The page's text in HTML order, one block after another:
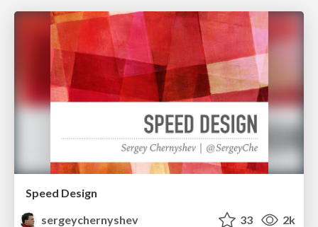
Speed Design
sergeychernyshev
33 2k